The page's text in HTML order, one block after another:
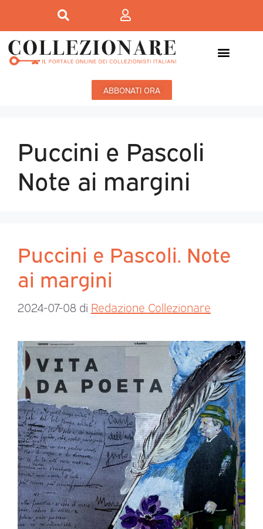
ABBONATI ORA
Puccini e Pascoli
Note ai margini
Puccini e Pascoli. Note
ai margini
2024-07-08 di Redazione Collezionare